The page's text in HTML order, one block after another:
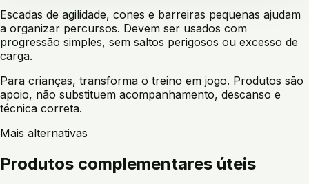
Escadas de agilidade, cones e barreiras pequenas ajudam
a organizar percursos. Devem ser usados com
progressão simples, sem saltos perigosos ou excesso de
carga.
Para crianças, transforma o treino em jogo. Produtos são
apoio, não substituem acompanhamento, descanso e
técnica correta.
Mais alternativas
Produtos complementares úteis